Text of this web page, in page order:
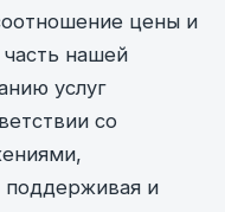
цены и
нашей
услуг
со
поддерживая и